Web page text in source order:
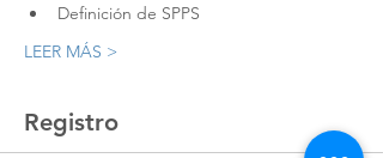
Definición de SPPS
LEER MÁS >
Registro